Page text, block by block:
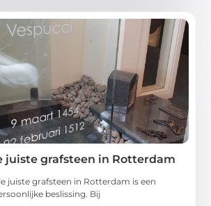
juiste grafsteen in Rotterdam
juiste grafsteen in Rotterdam is een
beslissing. Bij